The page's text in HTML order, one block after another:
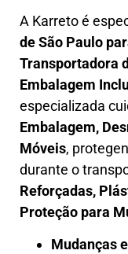
A Karretoé
de São Paulo
Transportadora
Embalagem
especializada
Embalagem,
Móveis,
durante o
Reforçadas,
Proteção para
Mudanças